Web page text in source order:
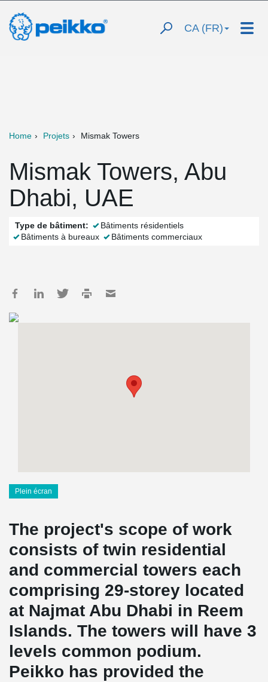
CA (FR)
Home Projets Mismak Towers
Mismak Towers, Abu
Dhabi, UAE
Type de bâtiment:
Bâtiments résidentiels
Bâtiments à bureaux
Bâtiments commerciaux
Plein écran
The project's scope of work
consists of twin residential
and commercial towers each
comprising 29-storey located
at Najmat Abu Dhabi in Reem
Islands. The towers will have 3
levels common podium.
Peikko has provided the